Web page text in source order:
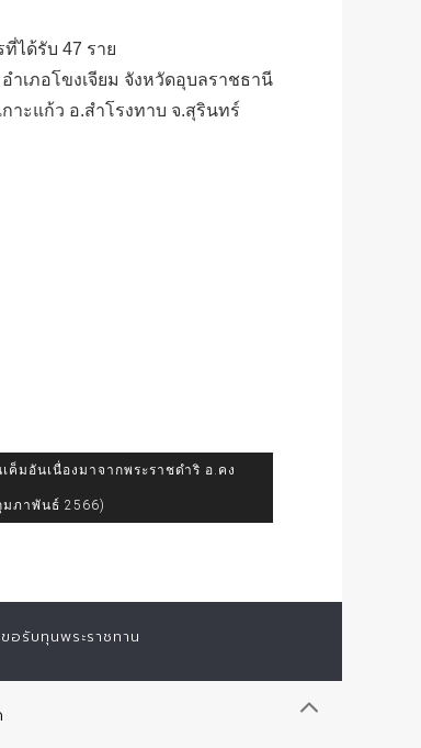
ได้รับ 47 ราย
เภอโขงเจียม จังหวัดอุบลราชธานี
าะแก้ว อ.สำโรงทาบ จ.สุรินทร์
มอันเนื่องมาจากพระราชดำริ อ.คง
ภาพันธ์ 2566)
อรับทุนพระราชทาน